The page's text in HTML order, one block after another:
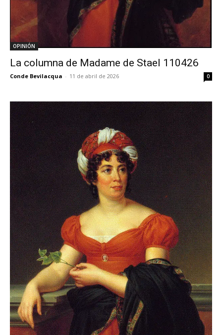
OPINIÓN
La columna de Madame de Stael 110426
Conde Bevilacqua - 11 de abril de 2026 0